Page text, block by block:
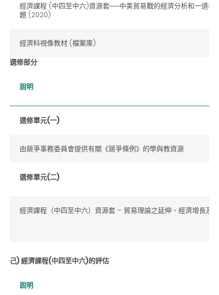
經濟課程 (中四至中六)資源套──中美貿易戰的經濟分析和一道相
題 (2020)
經濟科視像教材 (檔案庫)
選修部分
說明
選修單元(一)
由競爭事務委員會提供有關《競爭條例》的學與教資源
選修單元(二)
經濟課程（中四至中六）資源套 – 貿易理論之延伸、經濟增長及
己) 經濟課程(中四至中六)的評估
說明